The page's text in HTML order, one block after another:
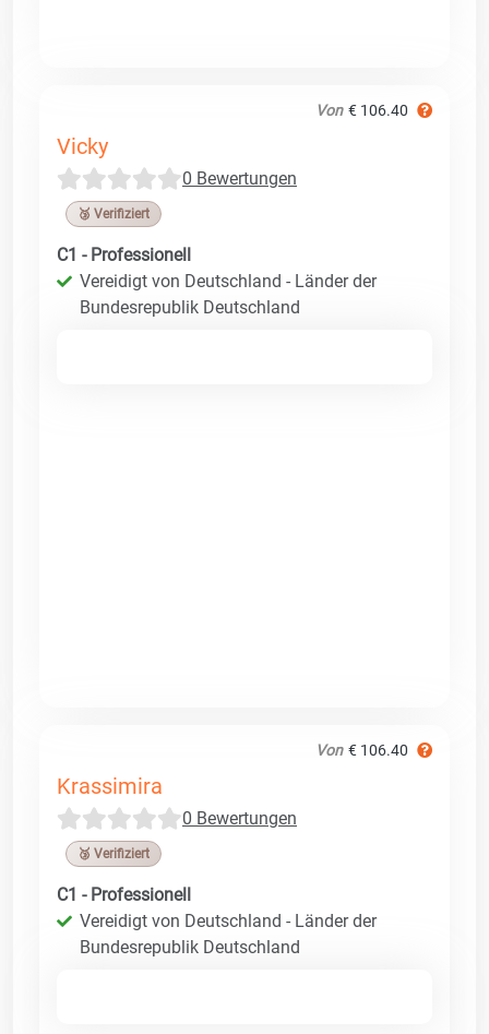
Von € 106.40
Vicky
0 Bewertungen
🥉 Verifiziert
C1 - Professionell
Vereidigt von Deutschland - Länder der
Bundesrepublik Deutschland
Von € 106.40
Krassimira
0 Bewertungen
🥉 Verifiziert
C1 - Professionell
Vereidigt von Deutschland - Länder der
Bundesrepublik Deutschland